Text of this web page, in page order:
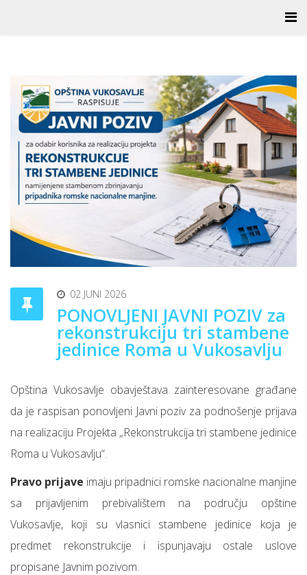
02 JUNI 2026
PONOVLJENI JAVNI POZIV za
rekonstrukciju tri stambene
jedinice Roma u Vukosavlju
Opština Vukosavlje obavještava zainteresovane građane
da je raspisan ponovljeni Javni poziv za podnošenje prijava
na realizaciju Projekta „Rekonstrukcija tri stambene jedinice
Roma u Vukosavlju“.
Pravo prijave imaju pripadnici romske nacionalne manjine
sa prijavljenim prebivalištem na području opštine
Vukosavlje, koji su vlasnici stambene jedinice koja je
predmet rekonstrukcije i ispunjavaju ostale uslove
propisane Javnim pozivom.